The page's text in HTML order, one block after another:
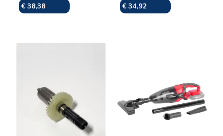
€ 38,38 € 34,92